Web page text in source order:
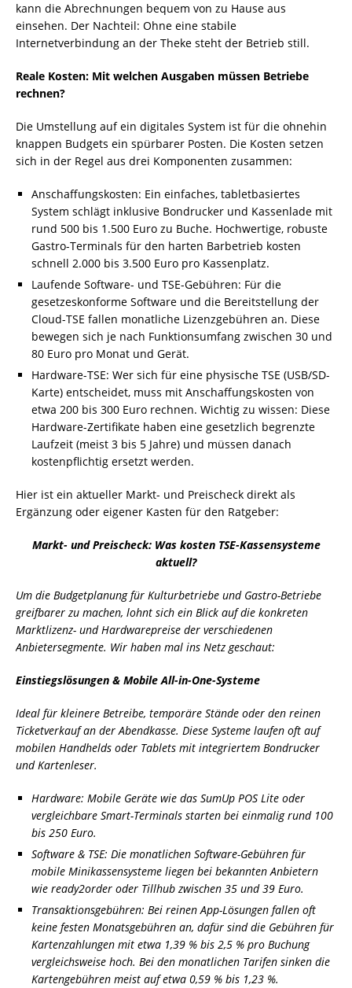
kann die Abrechnungen bequem von zu Hause aus
einsehen. Der Nachteil: Ohne eine stabile
Internetverbindung an der Theke steht der Betrieb still.
Reale Kosten: Mit welchen Ausgaben müssen Betriebe
rechnen?
Die Umstellung auf ein digitales System ist für die ohnehin
knappen Budgets ein spürbarer Posten. Die Kosten setzen
sich in der Regel aus drei Komponenten zusammen:
Anschaffungskosten: Ein einfaches, tabletbasiertes
System schlägt inklusive Bondrucker und Kassenlade mit
rund 500 bis 1.500 Euro zu Buche. Hochwertige, robuste
Gastro-Terminals für den harten Barbetrieb kosten
schnell 2.000 bis 3.500 Euro pro Kassenplatz.
Laufende Software- und TSE-Gebühren: Für die
gesetzeskonforme Software und die Bereitstellung der
Cloud-TSE fallen monatliche Lizenzgebühren an. Diese
bewegen sich je nach Funktionsumfang zwischen 30 und
80 Euro pro Monat und Gerät.
Hardware-TSE: Wer sich für eine physische TSE (USB/SD-
Karte) entscheidet, muss mit Anschaffungskosten von
etwa 200 bis 300 Euro rechnen. Wichtig zu wissen: Diese
Hardware-Zertifikate haben eine gesetzlich begrenzte
Laufzeit (meist 3 bis 5 Jahre) und müssen danach
kostenpflichtig ersetzt werden.
Hier ist ein aktueller Markt- und Preischeck direkt als
Ergänzung oder eigener Kasten für den Ratgeber:
Markt- und Preischeck: Was kosten TSE-Kassensysteme
aktuell?
Um die Budgetplanung für Kulturbetriebe und Gastro-Betriebe
greifbarer zu machen, lohnt sich ein Blick auf die konkreten
Marktlizenz- und Hardwarepreise der verschiedenen
Anbietersegmente. Wir haben mal ins Netz geschaut:
Einstiegslösungen & Mobile All-in-One-Systeme
Ideal für kleinere Betreibe, temporäre Stände oder den reinen
Ticketverkauf an der Abendkasse. Diese Systeme laufen oft auf
mobilen Handhelds oder Tablets mit integriertem Bondrucker
und Kartenleser.
Hardware: Mobile Geräte wie das SumUp POS Lite oder
vergleichbare Smart-Terminals starten bei einmalig rund 100
bis 250 Euro.
Software & TSE: Die monatlichen Software-Gebühren für
mobile Minikassensysteme liegen bei bekannten Anbietern
wie ready2order oder Tillhub zwischen 35 und 39 Euro.
Transaktionsgebühren: Bei reinen App-Lösungen fallen oft
keine festen Monatsgebühren an, dafür sind die Gebühren für
Kartenzahlungen mit etwa 1,39 % bis 2,5 % pro Buchung
vergleichsweise hoch. Bei den monatlichen Tarifen sinken die
Kartengebühren meist auf etwa 0,59 % bis 1,23 %.